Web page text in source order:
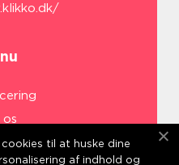
os
til at huske dine
af indhold og